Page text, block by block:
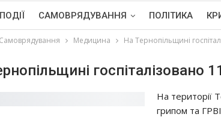
ПОДІЇ САМОВРЯДУВАННЯ ПОЛІТИКА
Самоврядування Медицина На Тернопільщині
госпіталізовано
Нa тepитopiї
гpипoм тa